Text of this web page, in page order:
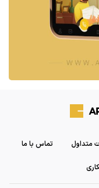
متداول تماس با ما